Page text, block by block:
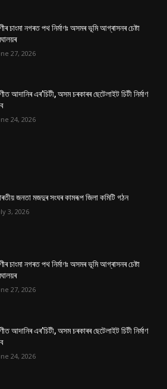
চাংমা নগৰত পথ নিৰ্মাণঃ অসমৰ ভূমি আগ্ৰাসনৰ চেষ্টা
27, 2026
আদানিৰ এৰ’চিটী, অসম চৰকাৰৰ ছেটেলাইট চিটী নিৰ্মাণ
24, 2026
জনতা মজদুৰ সংঘৰ কামৰূপ জিলা কমিটি গঠন
3, 2026
চাংমা নগৰত পথ নিৰ্মাণঃ অসমৰ ভূমি আগ্ৰাসনৰ চেষ্টা
27, 2026
আদানিৰ এৰ’চিটী, অসম চৰকাৰৰ ছেটেলাইট চিটী নিৰ্মাণ
24, 2026